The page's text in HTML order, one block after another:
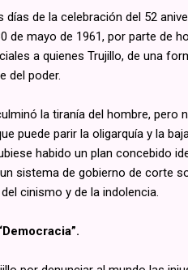
de la celebración del 52
de mayo de 1961, por parte de
a quienes Trujillo, de una
del poder.
la tiranía del hombre, pero
puede parir la oligarquía y la
habido un plan concebido
sistema de gobierno de corte
cinismo y de la indolencia.